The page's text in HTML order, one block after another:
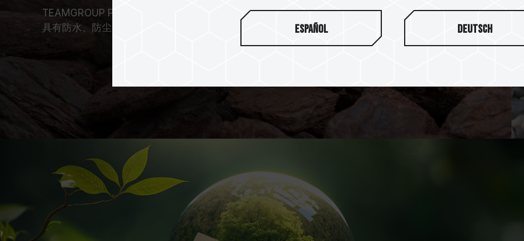
TEAMGROUP PRO+ 存储卡提供终身质保，并通过严格测试与检验，产品本身
具有防水、防尘、防震、防静电、防 X 光与耐高低温设计。Español Deutsch